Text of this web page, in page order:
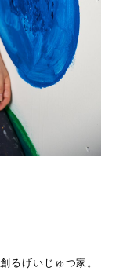
るげいじゅつ家。